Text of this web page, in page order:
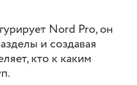
Nord Pro, он
и создавая
кто к каким